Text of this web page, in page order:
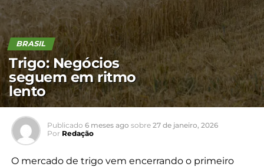
BRASIL
Trigo: Negócios
seguem em ritmo
lento
Publicado 6 meses ago sobre 27 de janeiro, 2026
Por Redação
O mercado de trigo vem encerrando o primeiro